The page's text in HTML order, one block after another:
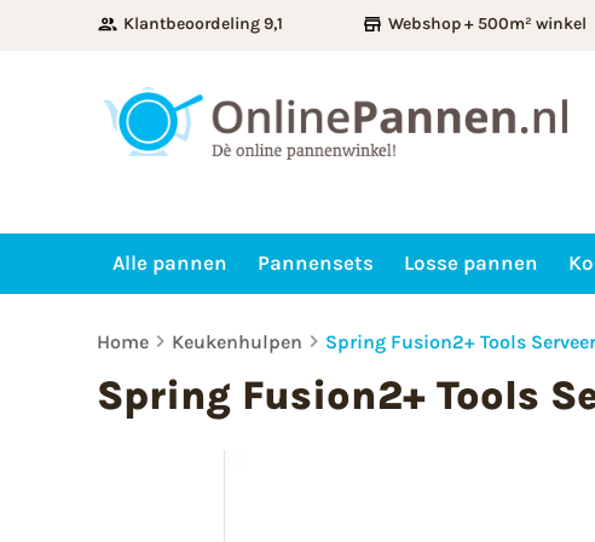
Klantbeoordeling 9,1 Webshop + 500m² winkel
Alle pannen Pannensets Losse pannen
Home Keukenhulpen Spring Fusion2+ Tools
Spring Fusion2+ Tools